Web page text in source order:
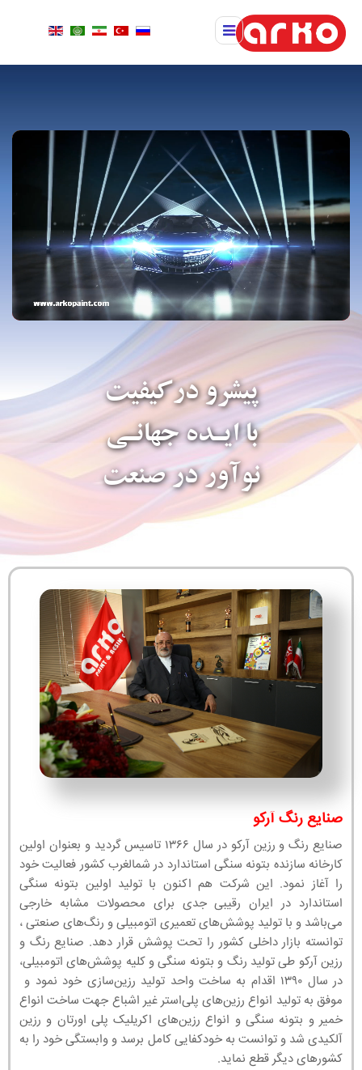
پیشرو درکیفیت
با ایـده جهانـی
نوآور در صنعت
صنایع رنگ آرکو
صنایع رنگ و رزین آرکو در سال ۱۳۶۶ تاسیس گردید و بعنوان اولین
کارخانه سازنده بتونه سنگی استاندارد در شمالغرب کشور فعالیت خود
را آغاز نمود. این شرکت هم اکنون با تولید اولین بتونه سنگی
استاندارد در ایران رقیبی جدی برای محصولات مشابه خارجی
می‌باشد و با تولید پوشش‌های تعمیری اتومبیلی و رنگ‌های صنعتی ،
توانسته بازار داخلی کشور را تحت پوشش قرار دهد. صنایع رنگ و
رزین آرکو طی تولید رنگ و بتونه سنگی و کلیه پوشش‌های اتومبیلی،
در سال ۱۳۹۰ اقدام به ساخت واحد تولید رزین‌سازی خود نمود و
موفق به تولید انواع رزین‌های پلی‌استر غیر اشباع جهت ساخت انواع
خمیر و بتونه سنگی و انواع رزین‌های اکریلیک پلی اورتان و رزین
آلکیدی شد و توانست به خودکفایی کامل برسد و وابستگی خود را به
کشورهای دیگر قطع نماید.